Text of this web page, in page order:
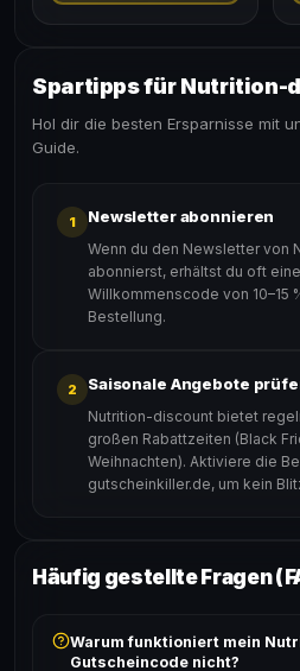
Spartipps für Nutrition-
Hol dir die besten Ersparnisse mit
Guide.
1 Newsletter abonnieren
Wenn du den Newsletter von
abonnierst, erhältst du oft
Willkommenscode von 10–15
Bestellung.
2 Saisonale Angebote
Nutrition-discount bietet
großen Rabattzeiten (Black
Weihnachten). Aktiviere die
gutscheinkiller.de, um kein
Häufig gestellte Fragen
Warum funktioniert mein
Gutscheincode nicht?